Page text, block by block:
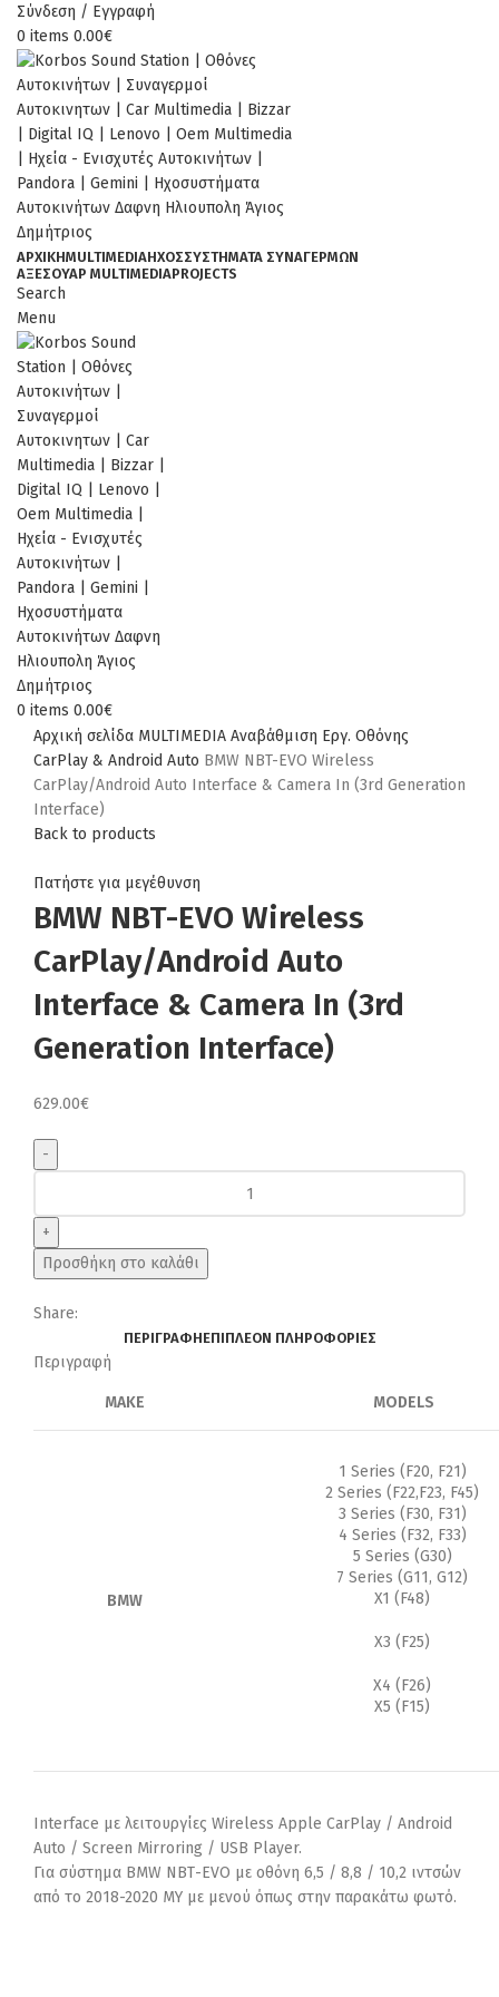
Σύνδεση / Εγγραφή
0 items 0.00€
ΑΡΧΙΚΉMULTIMEDIAΉΧΟΣΣΥΣΤΗΜΑΤΑ ΣΥΝΑΓΕΡΜΩΝ
ΑΞΕΣΟΥΆΡ MULTIMEDIAPROJECTS
Search
Menu
0 items 0.00€
Αρχική σελίδα MULTIMEDIA Αναβάθμιση Εργ. Οθόνης
CarPlay & Android Auto BMW NBT-EVO Wireless
CarPlay/Android Auto Interface & Camera In (3rd Generation
Interface)
Back to products
Πατήστε για μεγέθυνση
BMW NBT-EVO Wireless
CarPlay/Android Auto
Interface & Camera In (3rd
Generation Interface)
629.00€
EVO
Wireless
CarPlay/Android
Auto
&
Camera
(3rd
Προσθήκη στο καλάθι
Share:
ΠΕΡΙΓΡΑΦΉΕΠΙΠΛΈΟΝ ΠΛΗΡΟΦΟΡΊΕΣ
Περιγραφή
MAKE MODELS
BMW
1 Series (F20, F21)
2 Series (F22,F23, F45)
3 Series (F30, F31)
4 Series (F32, F33)
5 Series (G30)
7 Series (G11, G12)
X1 (F48)
X3 (F25)
X4 (F26)
X5 (F15)
Interface με λειτουργίες Wireless Apple CarPlay / Android
Auto / Screen Mirroring / USB Player.
Για σύστημα BMW ΝΒΤ-EVO με οθόνη 6,5 / 8,8 / 10,2 ιντσών
από το 2018-2020 MY με μενού όπως στην παρακάτω φωτό.